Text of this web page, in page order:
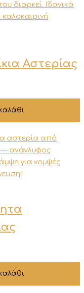
Αστερίας